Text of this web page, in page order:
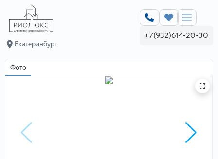
Екатеринбург
+7(932)614-20-30
Фото